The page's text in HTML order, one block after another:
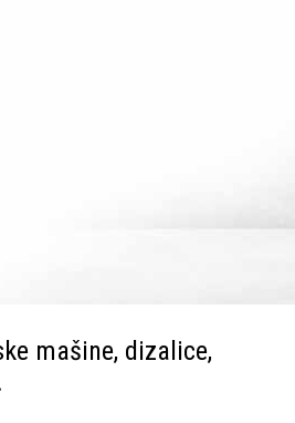
mašine, dizalice,